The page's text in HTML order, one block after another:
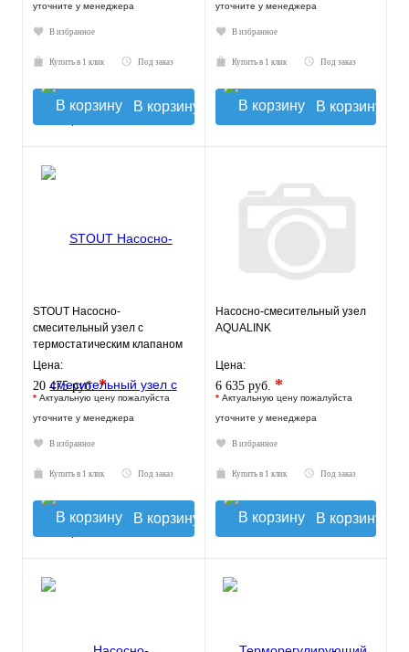
уточните у менеджера
В избранное
Купить в 1 клик Под заказ
В корзину
уточните у менеджера
В избранное
Купить в 1 клик Под заказ
В корзину
STOUT Насосно-
смесительный узел с
термостатическим клапаном
30-60°C, без насоса
Цена:
20 475 руб.*
* Актуальную цену пожалуйста
уточните у менеджера
В избранное
Купить в 1 клик Под заказ
В корзину
Насосно-смесительный узел
AQUALINK
Цена:
6 635 руб. *
* Актуальную цену пожалуйста
уточните у менеджера
В избранное
Купить в 1 клик Под заказ
В корзину